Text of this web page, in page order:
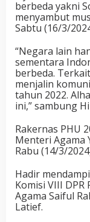
berbeda yakni
menyambut
Sabtu (16/3/
“Negara lain
sementara
berbeda.
menjalin
tahun 2022.
ini,” sambung
Rakernas PHU
Menteri Agama
Rabu (14/3/
Hadir
Komisi VIII
Agama Saiful
Latief.